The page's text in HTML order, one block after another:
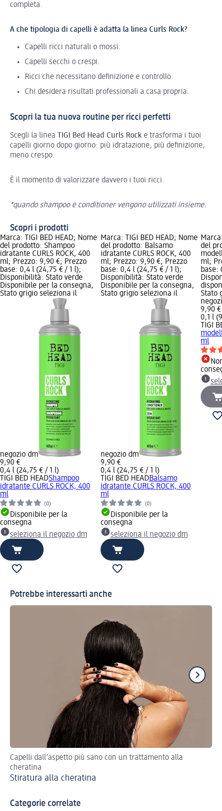
completa.
A che tipologia di capelli è adatta la linea Curls Rock?
Capelli ricci naturali o mossi.
Capelli secchi o crespi.
Ricci che necessitano definizione e controllo.
Chi desidera risultati professionali a casa propria.
Scopri la tua nuova routine per ricci perfetti
Scegli la linea TIGI Bed Head Curls Rock e trasforma i tuoi
capelli giorno dopo giorno: più idratazione, più definizione,
meno crespo.
È il momento di valorizzare davvero i tuoi ricci.
*quando shampoo e conditioner vengono utilizzati insieme.
Scopri i prodotti
Marca: TIGI BED HEAD; Nome
del prodotto: Shampoo
idratante CURLS ROCK, 400
ml; Prezzo: 9,90 €; Prezzo
base: 0,4 l (24,75 € / 1 l);
Disponibilità: Stato verde
Disponibile per la consegna,
Stato grigio seleziona il
negozio dm
9,90 €
0,4 l (24,75 € / 1 l)
TIGI BED HEADShampoo
idratante CURLS ROCK, 400
ml
(0)
Disponibile per la
consegna
seleziona il negozio dm
Marca: TIGI BED HEAD; Nome
del prodotto: Balsamo
idratante CURLS ROCK, 400
ml; Prezzo: 9,90 €; Prezzo
base: 0,4 l (24,75 € / 1 l);
Disponibilità: Stato verde
Disponibile per la consegna,
Stato grigio seleziona il
negozio dm
9,90 €
0,4 l (24,75 € / 1 l)
TIGI BED HEADBalsamo
idratante CURLS ROCK, 400
ml
(0)
Disponibile per la
consegna
seleziona il negozio dm
del
ml;
base:
Stato
9,90 €
0,1 l
TIGI
ml
Potrebbe interessarti anche
Capelli dall’aspetto più sano con un trattamento alla
cheratina
Stiratura alla cheratina
Categorie correlate